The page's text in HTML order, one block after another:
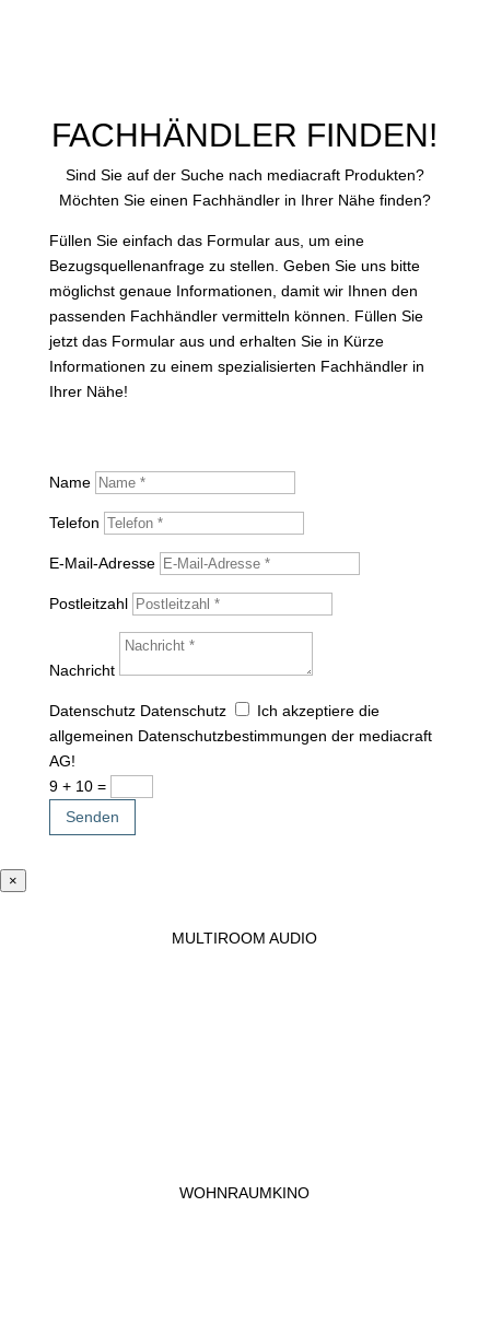
FACHHÄNDLER FINDEN!
Sind Sie auf der Suche nach mediacraft Produkten?
Möchten Sie einen Fachhändler in Ihrer Nähe finden?
Füllen Sie einfach das Formular aus, um eine
Bezugsquellenanfrage zu stellen. Geben Sie uns bitte
möglichst genaue Informationen, damit wir Ihnen den
passenden Fachhändler vermitteln können. Füllen Sie
jetzt das Formular aus und erhalten Sie in Kürze
Informationen zu einem spezialisierten Fachhändler in
Ihrer Nähe!
Name
Telefon
E-Mail-Adresse
Postleitzahl
Nachricht
Datenschutz Datenschutz
Ich akzeptiere die
allgemeinen Datenschutzbestimmungen der mediacraft
AG!
9 + 10=
Senden
×
MULTIROOM AUDIO
WOHNRAUMKINO